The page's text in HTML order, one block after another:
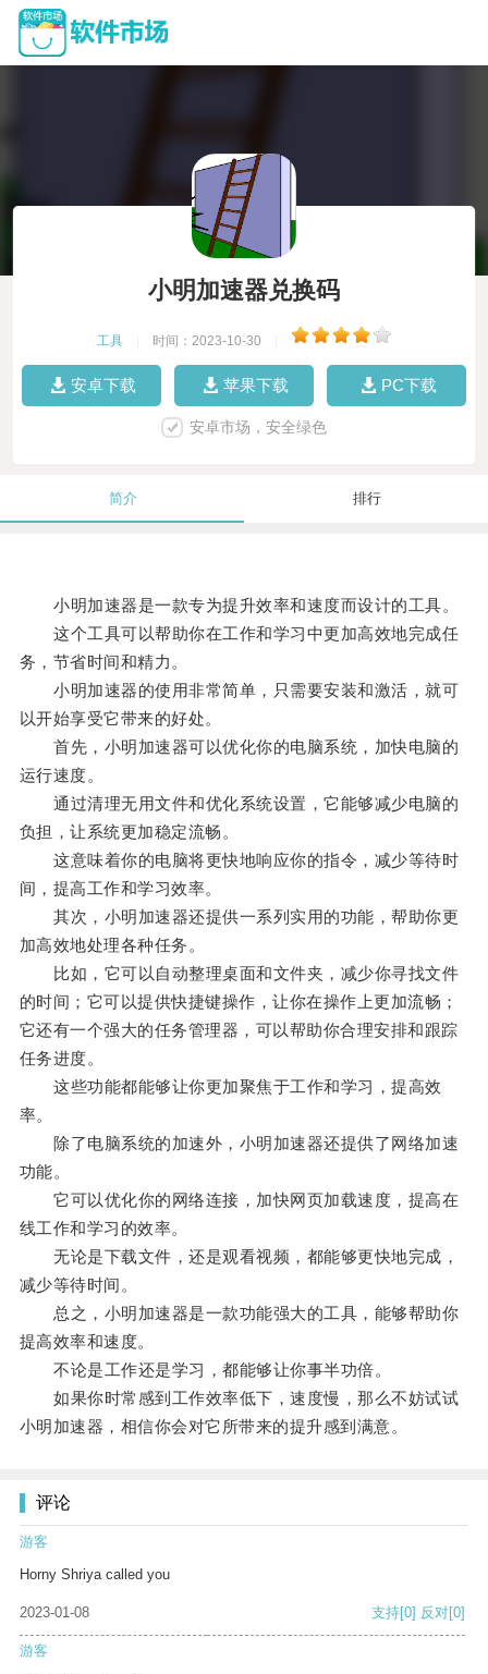
小明加速器兑换码
工具 时间：2023-10-30
安卓下载 苹果下载 PC下载
安卓市场，安全绿色
简介 排行
小明加速器是一款专为提升效率和速度而设计的工具。
这个工具可以帮助你在工作和学习中更加高效地完成任
务，节省时间和精力。
小明加速器的使用非常简单，只需要安装和激活，就可
以开始享受它带来的好处。
首先，小明加速器可以优化你的电脑系统，加快电脑的
运行速度。
通过清理无用文件和优化系统设置，它能够减少电脑的
负担，让系统更加稳定流畅。
这意味着你的电脑将更快地响应你的指令，减少等待时
间，提高工作和学习效率。
其次，小明加速器还提供一系列实用的功能，帮助你更
加高效地处理各种任务。
比如，它可以自动整理桌面和文件夹，减少你寻找文件
的时间；它可以提供快捷键操作，让你在操作上更加流畅；
它还有一个强大的任务管理器，可以帮助你合理安排和跟踪
任务进度。
这些功能都能够让你更加聚焦于工作和学习，提高效
率。
除了电脑系统的加速外，小明加速器还提供了网络加速
功能。
它可以优化你的网络连接，加快网页加载速度，提高在
线工作和学习的效率。
无论是下载文件，还是观看视频，都能够更快地完成，
减少等待时间。
总之，小明加速器是一款功能强大的工具，能够帮助你
提高效率和速度。
不论是工作还是学习，都能够让你事半功倍。
如果你时常感到工作效率低下，速度慢，那么不妨试试
小明加速器，相信你会对它所带来的提升感到满意。
评论
游客
Horny Shriya called you
2023-01-08 支持[0] 反对[0]
游客